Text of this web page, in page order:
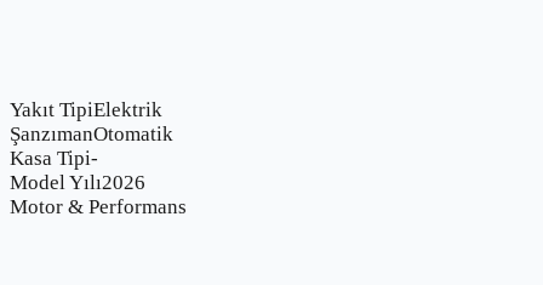
Yakıt TipiElektrik
ŞanzımanOtomatik
Kasa Tipi-
Model Yılı2026
Motor & Performans